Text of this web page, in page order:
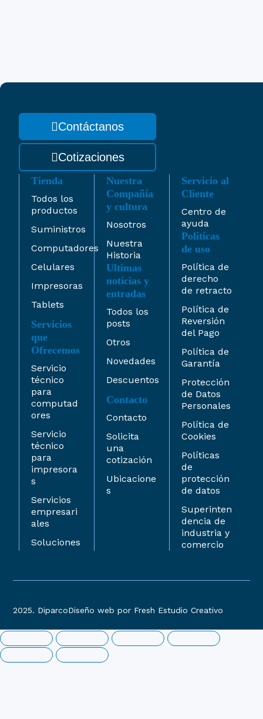
Contáctanos
Cotizaciones
Tienda
Todos los
productos
Suministros
Computadores
Celulares
Impresoras
Tablets
Servicios
que
Ofrecemos
Servicio
técnico
para
computad
ores
Servicio
técnico
para
impresora
s
Servicios
empresari
ales
Soluciones
Nuestra
Compañía
y cultura
Nosotros
Nuestra
Historia
Ultimas
noticias y
entradas
Todos los
posts
Otros
Novedades
Descuentos
Contacto
Contacto
Solicita
una
cotización
Ubicacione
s
Servicio al
Cliente
Centro de
ayuda
Politicas
de uso
Política de
derecho
de retracto
Política de
Reversión
del Pago
Política de
Garantía
Protección
de Datos
Personales
Política de
Cookies
Políticas
de
protección
de datos
Superinten
dencia de
industria y
comercio
2025. DiparcoDiseño web por Fresh Estudio Creativo